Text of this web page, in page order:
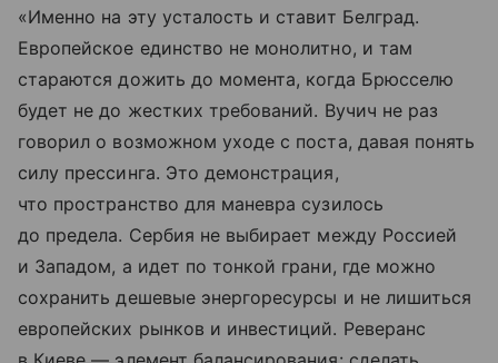
«Именно на эту усталость и ставит Белград.
Европейское единство не монолитно, и там
стараются дожить до момента, когда Брюсселю
будет не до жестких требований. Вучич не раз
говорил о возможном уходе с поста, давая понять
силу прессинга. Это демонстрация,
что пространство для маневра сузилось
до предела. Сербия не выбирает между Россией
и Западом, а идет по тонкой грани, где можно
сохранить дешевые энергоресурсы и не лишиться
европейских рынков и инвестиций. Реверанс